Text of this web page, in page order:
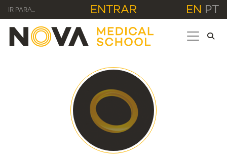
IR PARA... ENTRAR EN PT